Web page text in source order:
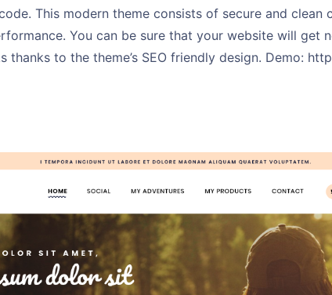
This modern theme consists of secure and clean
You can be sure that your website will get
thanks to the theme’s SEO friendly design. Demo: